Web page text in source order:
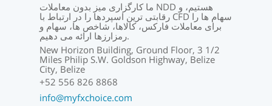
ما کارگزاری میز بدون معاملات NDD هستیم، و
رقابتی ترین اسپردها را در ارتباط با CFD سهام ها را
برای معاملات فارکس، کالاها، شاخص ها، سهام و
رمزارزها ارائه می دهیم.
New Horizon Building, Ground Floor, 3 1/2
Miles Philip S.W. Goldson Highway, Belize
City, Belize
+52 556 826 8868
info@myfxchoice.com